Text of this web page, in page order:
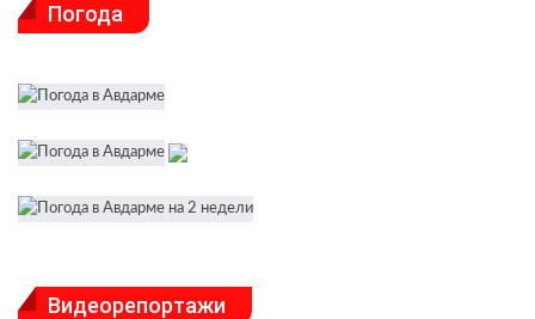
Погода
Видеорепортажи